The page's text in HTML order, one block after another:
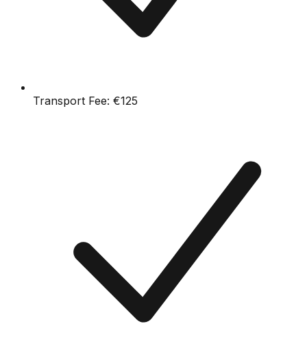
Transport Fee: €125